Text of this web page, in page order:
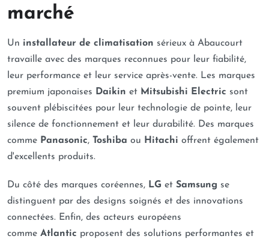
marché
Un installateur de climatisation sérieux à Abaucourt
travaille avec des marques reconnues pour leur fiabilité,
leur performance et leur service après-vente. Les marques
premium japonaises Daikin et Mitsubishi Electric sont
souvent plébiscitées pour leur technologie de pointe, leur
silence de fonctionnement et leur durabilité. Des marques
comme Panasonic, Toshiba ou Hitachi offrent également
d'excellents produits.
Du côté des marques coréennes, LG et Samsung se
distinguent par des designs soignés et des innovations
connectées. Enfin, des acteurs européens
comme Atlantic proposent des solutions performantes et